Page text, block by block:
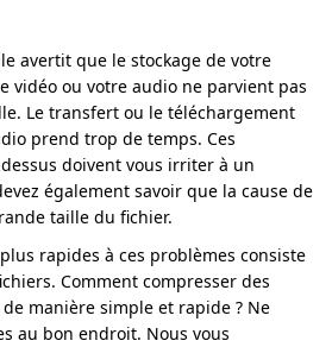
avertit que le stockage de votre
vidéo ou votre audio ne parvient pas
Le transfert ou le téléchargement
prend trop de temps. Ces
doivent vous irriter à un
également savoir que la cause de
taille du fichier.
rapides à ces problèmes consiste
Comment compresser des
manière simple et rapide ? Ne
au bon endroit. Nous vous